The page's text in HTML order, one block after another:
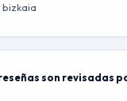
bizkaia
son revisadas